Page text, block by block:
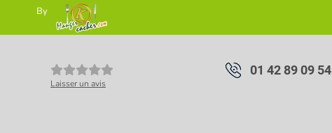
By
01 42 89 09 54
Laisser un avis